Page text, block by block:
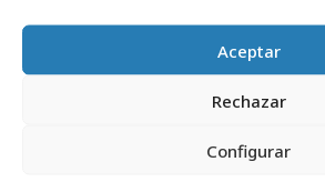
Aceptar
Rechazar
Configurar
Edición retro de geles y